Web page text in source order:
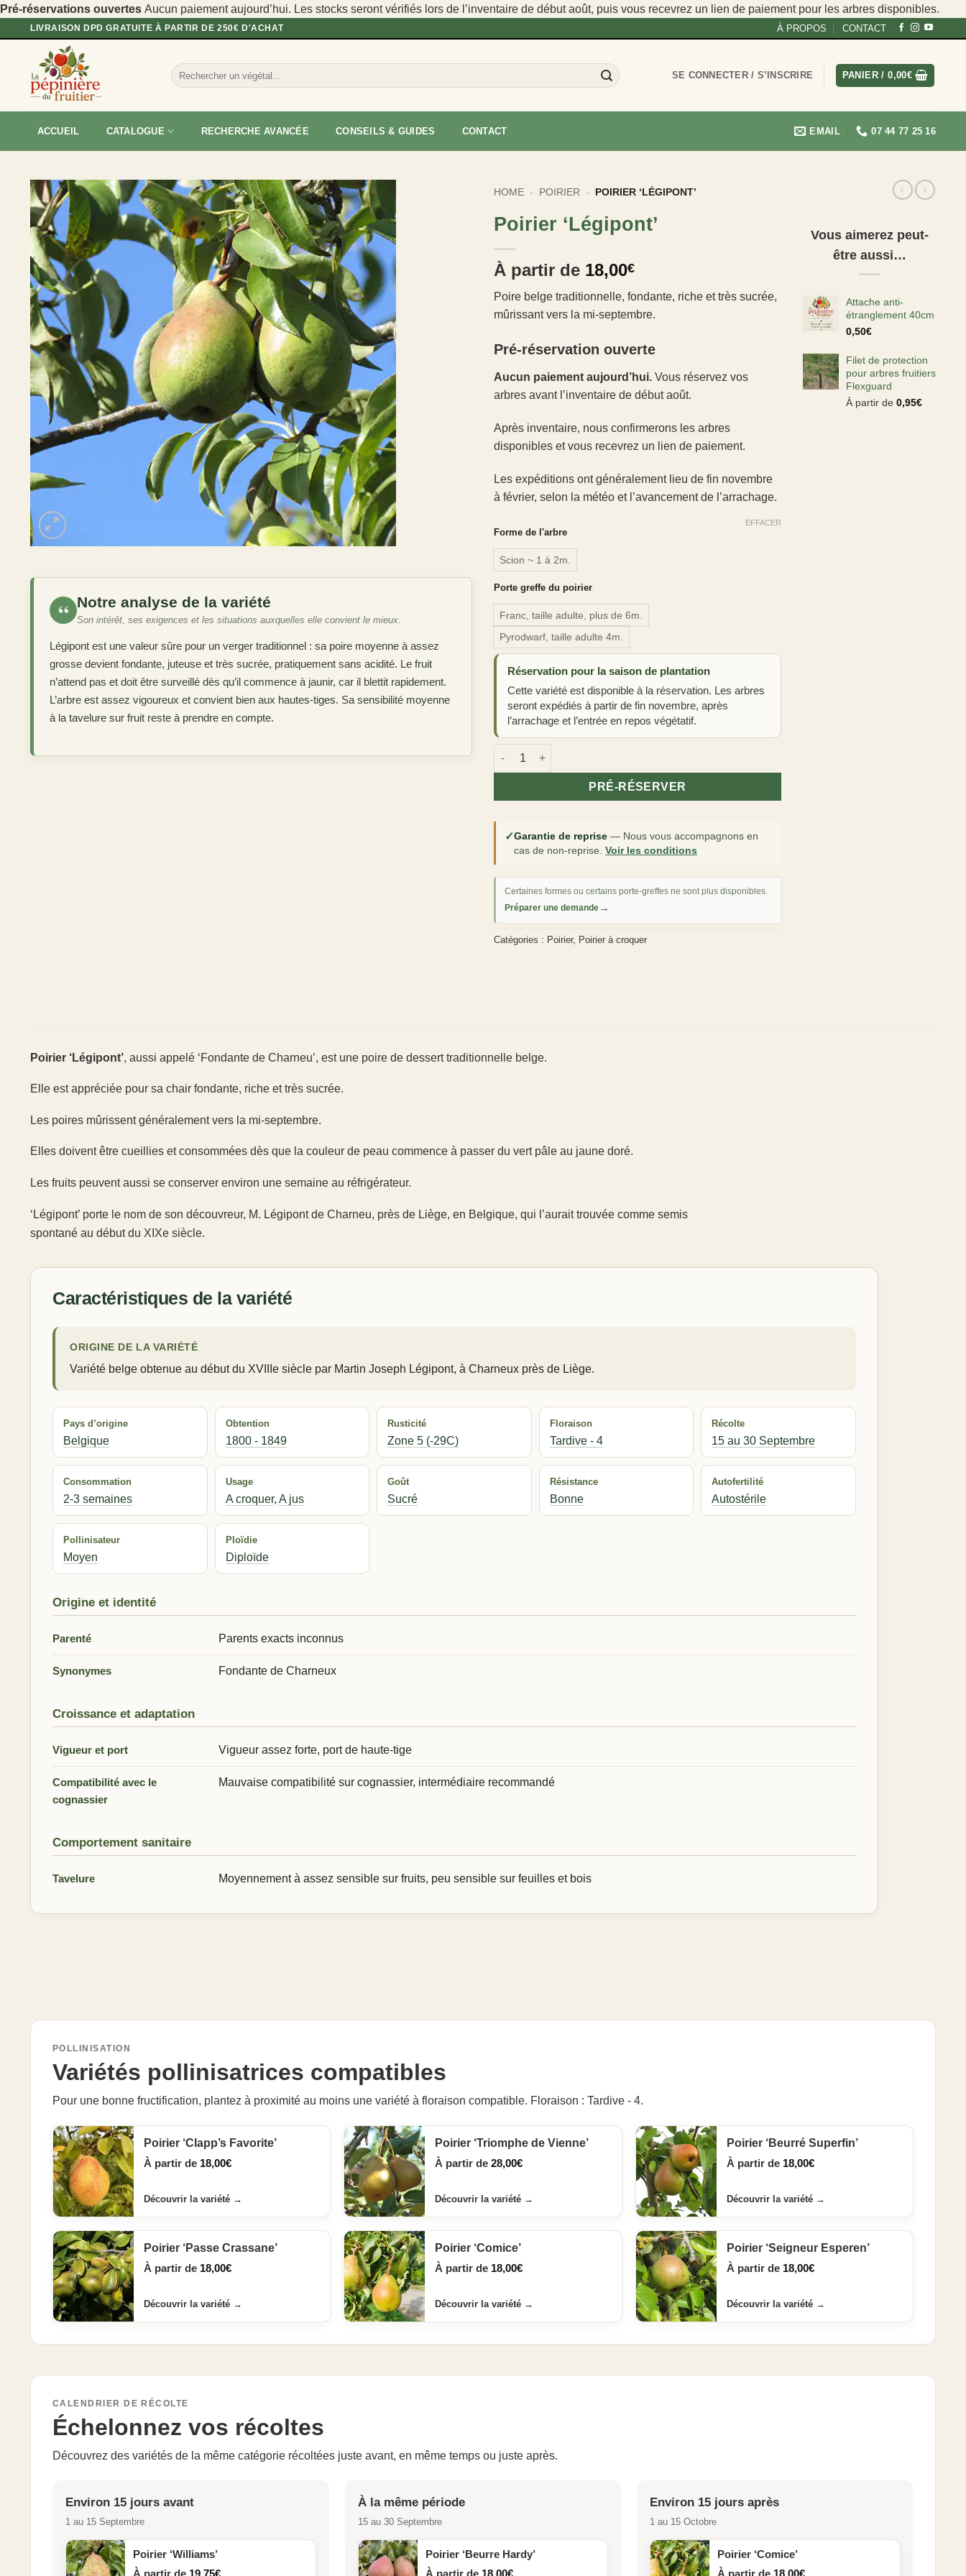
Pré-réservations ouvertes Aucun paiement aujourd’hui. Les stocks seront vérifiés lors de l’inventaire de début août, puis vous recevrez un lien de paiement pour les arbres disponibles.
Passer
contenu
LIVRAISON DPD GRATUITE À PARTIR DE 250€ D'ACHAT À PROPOS CONTACT
Recherche
pour :
SE CONNECTER / S’INSCRIRE PANIER /0,00€
ACCUEIL CATALOGUE RECHERCHE AVANCÉE CONSEILS & GUIDES CONTACT EMAIL 07 44 77 25 16
“ Notre analyse de la variété
Son intérêt, ses exigences et les situations auxquelles elle convient le mieux.
Légipont est une valeur sûre pour un verger traditionnel : sa poire moyenne à assez
grosse devient fondante, juteuse et très sucrée, pratiquement sans acidité. Le fruit
n’attend pas et doit être surveillé dès qu’il commence à jaunir, car il blettit rapidement.
L’arbre est assez vigoureux et convient bien aux hautes-tiges. Sa sensibilité moyenne
à la tavelure sur fruit reste à prendre en compte.
HOME - POIRIER - POIRIER ‘LÉGIPONT’
Poirier ‘Légipont’
À partir de 18,00€
Poire belge traditionnelle, fondante, riche et très sucrée,
mûrissant vers la mi-septembre.
Pré-réservation ouverte
Aucun paiement aujourd’hui. Vous réservez vos
arbres avant l’inventaire de début août.
Après inventaire, nous confirmerons les arbres
disponibles et vous recevrez un lien de paiement.
Les expéditions ont généralement lieu de fin novembre
à février, selon la météo et l’avancement de l’arrachage.
Forme de l'arbre
Scion ~ 1 à 2m.
Porte greffe du poirier
Franc, taille adulte, plus de 6m.
Pyrodwarf, taille adulte 4m.
EFFACER
Réservation pour la saison de plantation
Cette variété est disponible à la réservation. Les arbres
seront expédiés à partir de fin novembre, après
l’arrachage et l’entrée en repos végétatif.
quantité de Poirier 'Légipont'
PRÉ-RÉSERVER
✓Garantie de reprise — Nous vous accompagnons en
cas de non-reprise. Voir les conditions
Certaines formes ou certains porte-greffes ne sont plus disponibles.
Préparer une demande →
Catégories : Poirier, Poirier à croquer
Vous aimerez peut-
être aussi…
Attache anti-
étranglement 40cm
0,50€
Filet de protection
pour arbres fruitiers
Flexguard
À partir de 0,95€
Poirier ‘Légipont’, aussi appelé ‘Fondante de Charneu’, est une poire de dessert traditionnelle belge.
Elle est appréciée pour sa chair fondante, riche et très sucrée.
Les poires mûrissent généralement vers la mi-septembre.
Elles doivent être cueillies et consommées dès que la couleur de peau commence à passer du vert pâle au jaune doré.
Les fruits peuvent aussi se conserver environ une semaine au réfrigérateur.
‘Légipont’ porte le nom de son découvreur, M. Légipont de Charneu, près de Liège, en Belgique, qui l’aurait trouvée comme semis
spontané au début du XIXe siècle.
Caractéristiques de la variété
ORIGINE DE LA VARIÉTÉ
Variété belge obtenue au début du XVIIIe siècle par Martin Joseph Légipont, à Charneux près de Liège.
Pays d’origine
Belgique
Obtention
1800 - 1849
Rusticité
Zone 5 (-29C)
Floraison
Tardive - 4
Récolte
15 au 30 Septembre
Consommation
2-3 semaines
Usage
A croquer, A jus
Goût
Sucré
Résistance
Bonne
Autofertilité
Autostérile
Pollinisateur
Moyen
Ploïdie
Diploïde
Origine et identité
Parenté Parents exacts inconnus
Synonymes Fondante de Charneux
Croissance et adaptation
Vigueur et port Vigueur assez forte, port de haute-tige
Compatibilité avec le
cognassier
Mauvaise compatibilité sur cognassier, intermédiaire recommandé
Comportement sanitaire
Tavelure Moyennement à assez sensible sur fruits, peu sensible sur feuilles et bois
POLLINISATION
Variétés pollinisatrices compatibles
Pour une bonne fructification, plantez à proximité au moins une variété à floraison compatible. Floraison : Tardive - 4.
Poirier ‘Clapp’s Favorite’
À partir de 18,00€
Découvrir la variété →
Poirier ‘Triomphe de Vienne’
À partir de28,00€
Découvrir la variété →
Poirier ‘Beurré Superfin’
À partir de 18,00€
Découvrir la variété→
Poirier ‘Passe Crassane’
À partir de 18,00€
Découvrir la variété →
Poirier ‘Comice’
À partir de 18,00€
Découvrir la variété →
Poirier ‘Seigneur Esperen’
À partir de 18,00€
Découvrir la variété→
CALENDRIER DE RÉCOLTE
Échelonnez vos récoltes
Découvrez des variétés de la même catégorie récoltées juste avant, en même temps ou juste après.
Environ 15 jours avant
1 au 15 Septembre
Poirier ‘Williams’
À partir de 19,75€
À la même période
15 au 30 Septembre
Poirier ‘Beurre Hardy’
À partir de 18,00€
Environ 15 jours après
1 au 15 Octobre
Poirier ‘Comice’
À partir de 18,00€